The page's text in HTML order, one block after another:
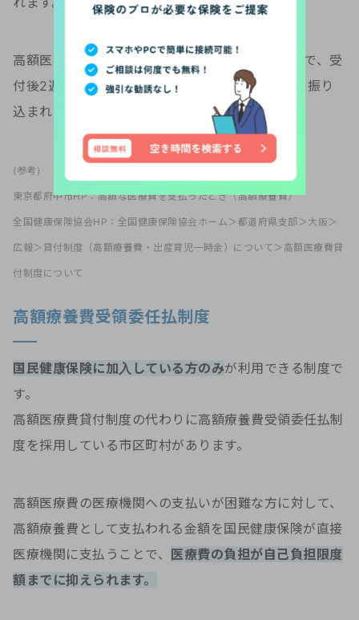
高額医療費貸付制度を利用する際にも申請が必要で、受
付後2週間から3週間ほどで貸付金が指定の口座に振り
込まれます。
(参考)
東京都府中市HP：高額な医療費を支払ったとき（高額療養費）
全国健康保険協会HP：全国健康保険協会ホーム＞都道府県支部＞大阪＞
広報＞貸付制度（高額療養費・出産育児一時金）について＞高額医療費貸
付制度について
高額療養費受領委任払制度
国民健康保険に加入している方のみが利用できる制度で
す。
高額医療費貸付制度の代わりに高額療養費受領委任払制
度を採用している市区町村があります。
高額医療費の医療機関への支払いが困難な方に対して、
高額療養費として支払われる金額を国民健康保険が直接
医療機関に支払うことで、
医療費の負担が自己負担限度
額までに抑えられます。